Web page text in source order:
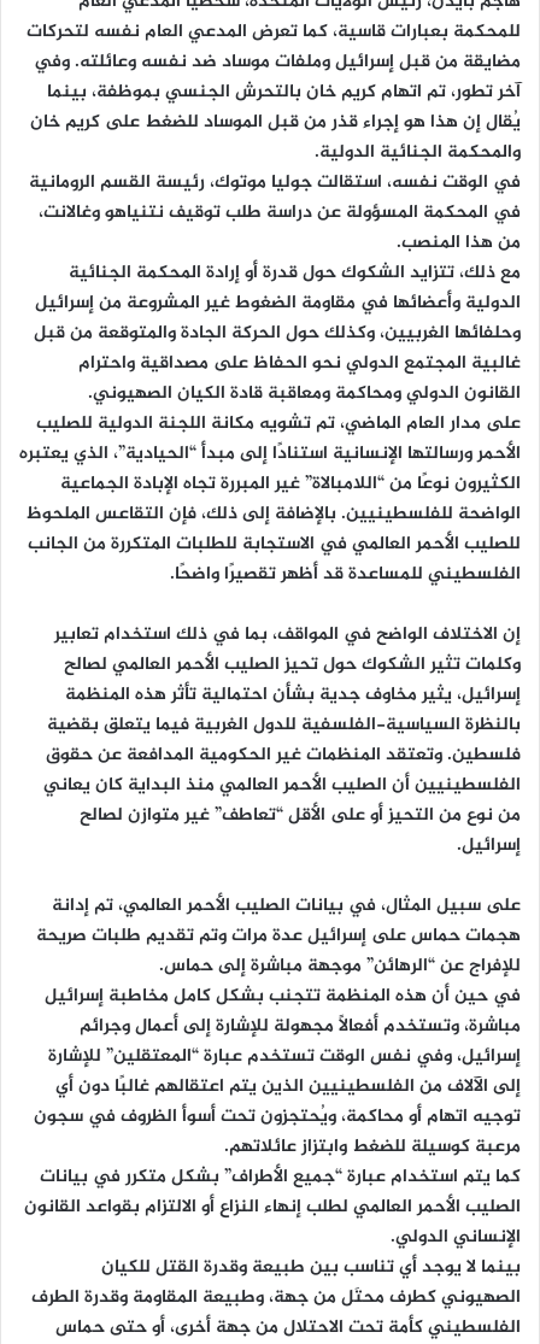
للمحكمة بعبارات قاسية، كما تعرض المدعي العام نفسه لتحركات
مضايقة من قبل إسرائيل وملفات موساد ضد نفسه وعائلته. وفي
آخر تطور، تم اتهام كريم خان بالتحرش الجنسي بموظفة، بينما
يُقال إن هذا هو إجراء قذر من قبل الموساد للضغط على كريم خان
والمحكمة الجنائية الدولية.
في الوقت نفسه، استقالت جوليا موتوك، رئيسة القسم الرومانية
في المحكمة المسؤولة عن دراسة طلب توقيف نتنياهو وغالانت،
من هذا المنصب.
مع ذلك، تتزايد الشكوك حول قدرة أو إرادة المحكمة الجنائية
الدولية وأعضائها في مقاومة الضغوط غير المشروعة من إسرائيل
وحلفائها الغربيين، وكذلك حول الحركة الجادة والمتوقعة من قبل
غالبية المجتمع الدولي نحو الحفاظ على مصداقية واحترام
القانون الدولي ومحاكمة ومعاقبة قادة الكيان الصهيوني.
على مدار العام الماضي، تم تشويه مكانة اللجنة الدولية للصليب
الأحمر ورسالتها الإنسانية استنادًا إلى مبدأ “الحيادية”، الذي يعتبره
الكثيرون نوعًا من “اللامبالاة” غير المبررة تجاه الإبادة الجماعية
الواضحة للفلسطينيين. بالإضافة إلى ذلك، فإن التقاعس الملحوظ
للصليب الأحمر العالمي في الاستجابة للطلبات المتكررة من الجانب
الفلسطيني للمساعدة قد أظهر تقصيرًا واضحًا.
إن الاختلاف الواضح في المواقف، بما في ذلك استخدام تعابير
وكلمات تثير الشكوك حول تحيز الصليب الأحمر العالمي لصالح
إسرائيل، يثير مخاوف جدية بشأن احتمالية تأثر هذه المنظمة
بالنظرة السياسية-الفلسفية للدول الغربية فيما يتعلق بقضية
فلسطين. وتعتقد المنظمات غير الحكومية المدافعة عن حقوق
الفلسطينيين أن الصليب الأحمر العالمي منذ البداية كان يعاني
من نوع من التحيز أو على الأقل “تعاطف” غير متوازن لصالح
إسرائيل.
على سبيل المثال، في بيانات الصليب الأحمر العالمي، تم إدانة
هجمات حماس على إسرائيل عدة مرات وتم تقديم طلبات صريحة
للإفراج عن “الرهائن” موجهة مباشرة إلى حماس.
في حين أن هذه المنظمة تتجنب بشكل كامل مخاطبة إسرائيل
مباشرة، وتستخدم أفعالًا مجهولة للإشارة إلى أعمال وجرائم
إسرائيل، وفي نفس الوقت تستخدم عبارة “المعتقلين” للإشارة
إلى الآلاف من الفلسطينيين الذين يتم اعتقالهم غالبًا دون أي
توجيه اتهام أو محاكمة، ويُحتجزون تحت أسوأ الظروف في سجون
مرعبة كوسيلة للضغط وابتزاز عائلاتهم.
كما يتم استخدام عبارة “جميع الأطراف” بشكل متكرر في بيانات
الصليب الأحمر العالمي لطلب إنهاء النزاع أو الالتزام بقواعد القانون
الإنساني الدولي.
بينما لا يوجد أي تناسب بين طبيعة وقدرة القتل للكيان
الصهيوني كطرف محتَل من جهة، وطبيعة المقاومة وقدرة الطرف
الفلسطيني كأمة تحت الاحتلال من جهة أخرى، أو حتى حماس